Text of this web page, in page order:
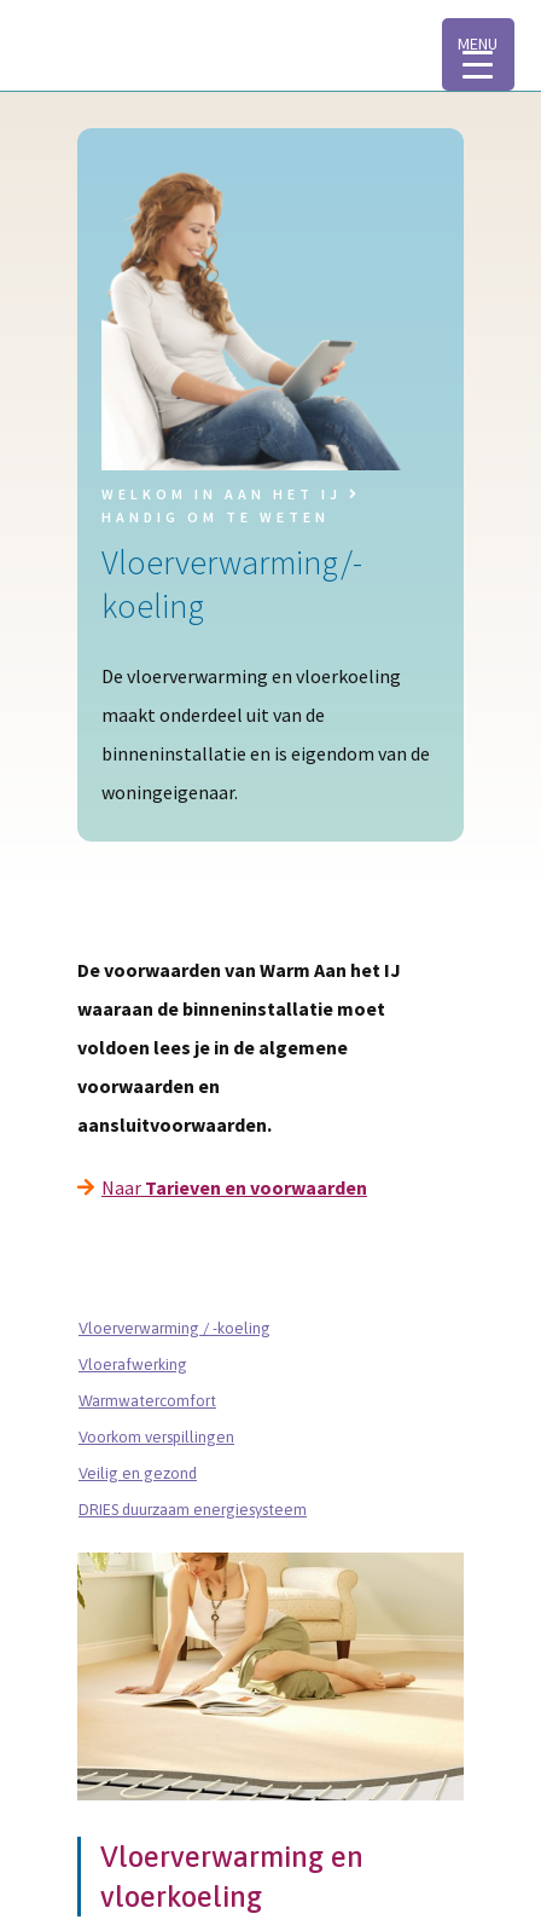
WELKOM IN AAN HET IJ
HANDIG OM TE WETEN
Vloerverwarming/-
koeling
De vloerverwarming en vloerkoeling
maakt onderdeel uit van de
binneninstallatie en is eigendom van de
woningeigenaar.
De voorwaarden van Warm Aan het IJ
waaraan de binneninstallatie moet
voldoen lees je in de algemene
voorwaarden en
aansluitvoorwaarden.
Naar Tarieven en voorwaarden
Vloerverwarming / -koeling
Vloerafwerking
Warmwatercomfort
Voorkom verspillingen
Veilig en gezond
DRIES duurzaam energiesysteem
Vloerverwarming en
vloerkoeling
MENU